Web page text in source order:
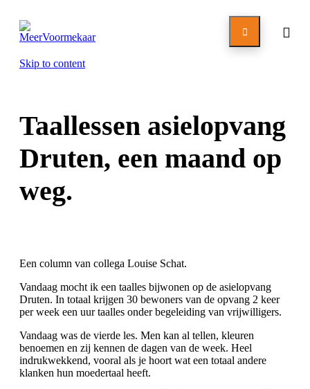

Skip to content
Taallessen asielopvang
Druten, een maand op
weg.
Een column van collega Louise Schat.
Vandaag mocht ik een taalles bijwonen op de asielopvang
Druten. In totaal krijgen 30 bewoners van de opvang 2 keer
per week een uur taalles onder begeleiding van vrijwilligers.
Vandaag was de vierde les. Men kan al tellen, kleuren
benoemen en zij kennen de dagen van de week. Heel
indrukwekkend, vooral als je hoort wat een totaal andere
klanken hun moedertaal heeft.